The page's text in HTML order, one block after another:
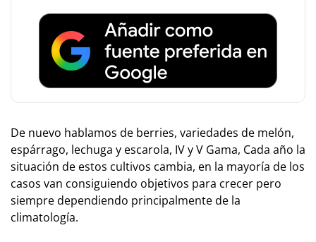
De nuevo hablamos de berries, variedades de melón,
espárrago, lechuga y escarola, IV y V Gama, Cada año la
situación de estos cultivos cambia, en la mayoría de los
casos van consiguiendo objetivos para crecer pero
siempre dependiendo principalmente de la
climatología.